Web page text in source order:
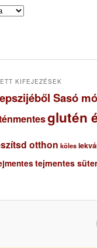
KIFEJEZÉSEK
Sasó
glutén
otthon köles
tejmentes